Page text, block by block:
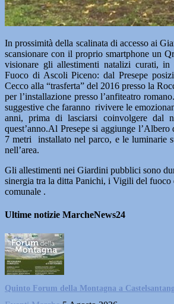
In prossimità della scalinata di accesso ai
scansionare con il proprio smartphone un
visionare gli allestimenti natalizi curati,
Fuoco di Ascoli Piceno: dal Presepe
Cecco alla “trasferta” del 2016 presso la
per l’installazione presso l’anfiteatro
suggestive che faranno rivivere le
anni, prima di lasciarsi coinvolgere dal
quest’anno.Al Presepe si aggiunge l’Albero
7 metri installato nel parco, e le luminarie
nell’area.
Gli allestimenti nei Giardini pubblici sono
sinergia tra la ditta Panichi, i Vigili del fuoco
comunale .
Ultime notizie MarcheNews24
Quinto Forum della Montagna a